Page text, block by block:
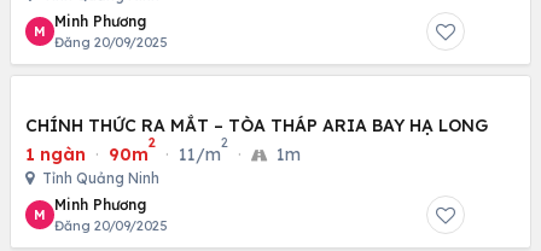
M
Minh Phương
Đăng 20/09/2025
CHÍNH THỨC RA MẮT – TÒA THÁP ARIA BAY HẠ LONG
1 ngàn · 90m
2
· 11/m
2
· 1m
Tỉnh Quảng Ninh
M
Minh Phương
Đăng 20/09/2025